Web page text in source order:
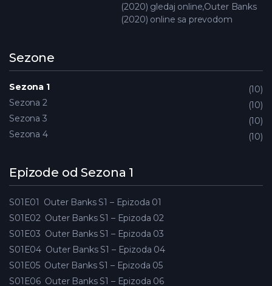
(2020) gledaj online,Outer Banks
(2020) online sa prevodom
Sezone
Sezona 1
10
Sezona 2
10
Sezona 3
10
Sezona 4
10
Epizode od Sezona 1
S01E01 Outer Banks S1 – Epizoda 01
S01E02 Outer Banks S1 – Epizoda 02
S01E03 Outer Banks S1 – Epizoda 03
S01E04 Outer Banks S1 – Epizoda 04
S01E05 Outer Banks S1 – Epizoda 05
S01E06 Outer Banks S1 – Epizoda 06